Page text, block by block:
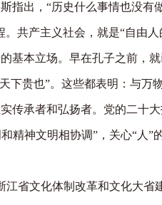
出，“历史什么事情也没
共产主义社会，就是“自由人
本立场。早在孔子之前，
贵也”。这些都表明：与万
者和弘扬者。党的二十大
精神文明相协调”，关心“
文化体制改革和文化大省